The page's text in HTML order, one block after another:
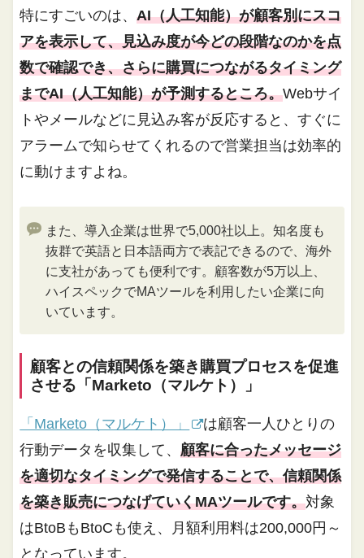
特にすごいのは、AI（人工知能）が顧客別にスコ
アを表示して、見込み度が今どの段階なのかを点
数で確認でき、さらに購買につながるタイミング
までAI（人工知能）が予測するところ。Webサイ
トやメールなどに見込み客が反応すると、すぐに
アラームで知らせてくれるので営業担当は効率的
に動けますよね。
また、導入企業は世界で5,000社以上。知名度も
抜群で英語と日本語両方で表記できるので、海外
に支社があっても便利です。顧客数が5万以上、
ハイスペックでMAツールを利用したい企業に向
いています。
顧客との信頼関係を築き購買プロセスを促進
させる「Marketo（マルケト）」
「Marketo（マルケト）」
は顧客一人ひとりの
行動データを収集して、顧客に合ったメッセージ
を適切なタイミングで発信することで、信頼関係
を築き販売につなげていくMAツールです。対象
はBtoBもBtoCも使え、月額利用料は200,000円～
となっています。